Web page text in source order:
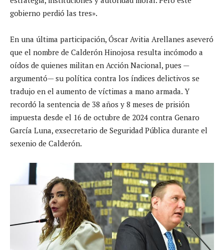
gobierno perdió las tres».
En una última participación, Óscar Avitia Arellanes aseveró
que el nombre de Calderón Hinojosa resulta incómodo a
oídos de quienes militan en Acción Nacional, pues —
argumentó— su política contra los índices delictivos se
tradujo en el aumento de víctimas a mano armada. Y
recordó la sentencia de 38 años y 8 meses de prisión
impuesta desde el 16 de octubre de 2024 contra Genaro
García Luna, exsecretario de Seguridad Pública durante el
sexenio de Calderón.